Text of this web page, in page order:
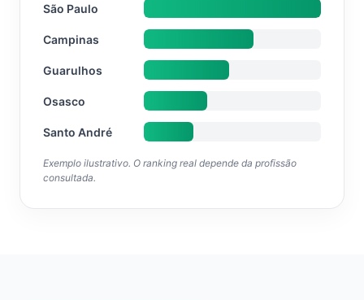
São Paulo
Campinas
Guarulhos
Osasco
Santo André
Exemplo ilustrativo. O ranking real depende da profissão
consultada.